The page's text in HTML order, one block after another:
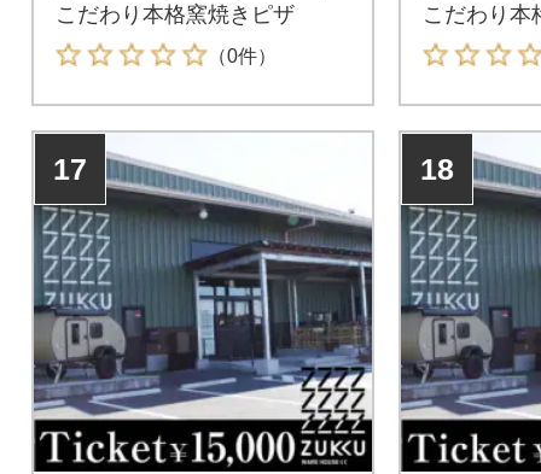
こだわり本格窯焼きピザ
（0件）
こだわり本
17 18